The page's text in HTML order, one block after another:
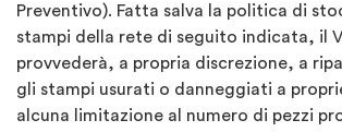
Preventivo). Fatta salva la politica di
stampi della rete di seguito indicata, il
provvederà, a propria discrezione, a
gli stampi usurati o danneggiati a
alcuna limitazione al numero di pezzi